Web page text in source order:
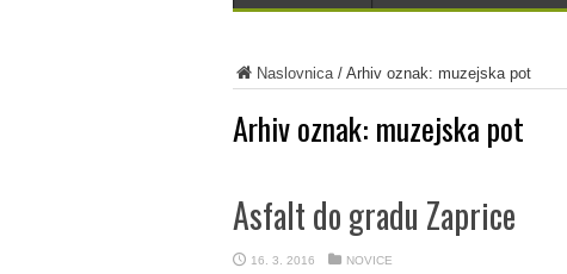
Naslovnica/ Arhiv oznak: muzejska pot
Arhiv oznak: muzejska pot
Asfalt do gradu Zaprice
16. 3. 2016 NOVICE